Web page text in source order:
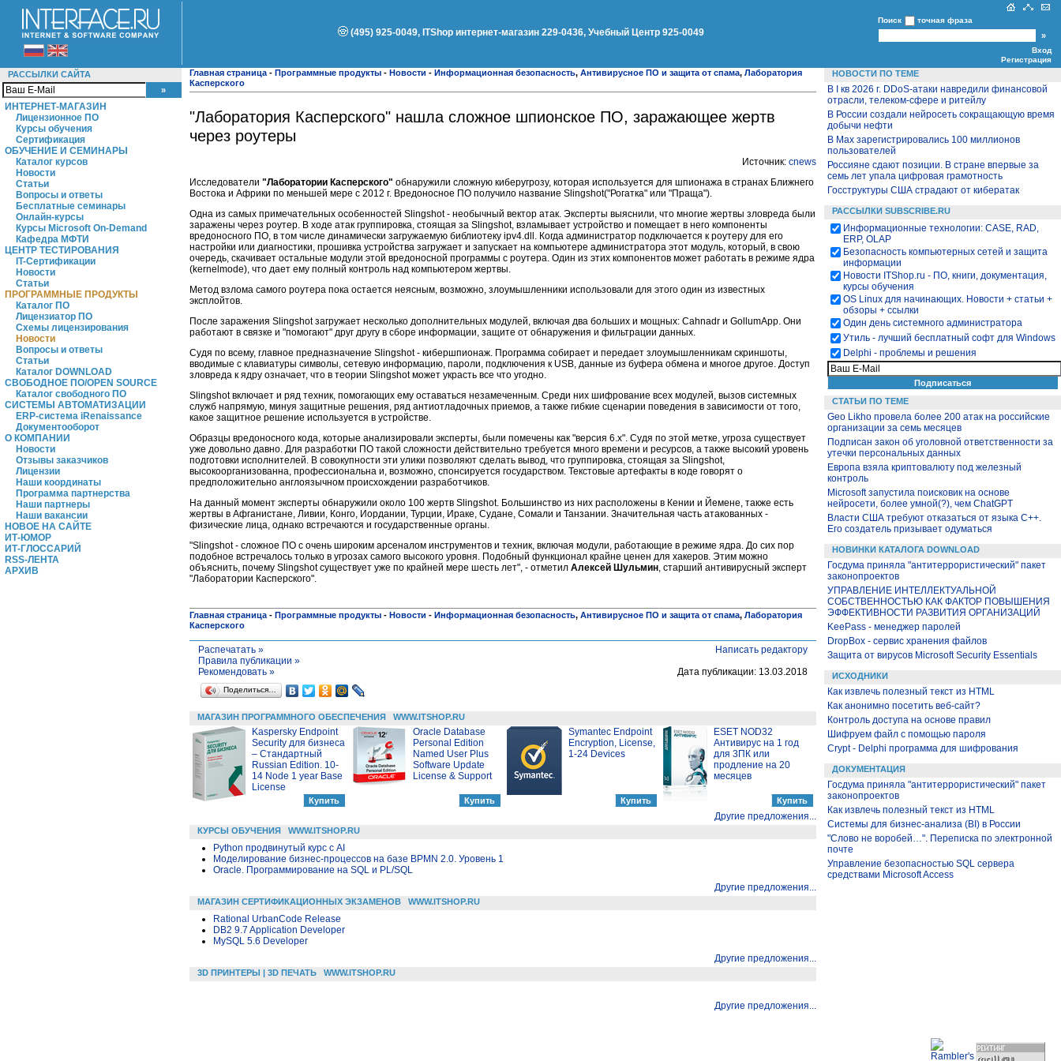
(495) 925-0049, ITShop интернет-магазин 229-0436, Учебный Центр 925-0049
Поиск точная фраза
Вход
Регистрация
РАССЫЛКИ САЙТА
ИНТЕРНЕТ-МАГАЗИН
Лицензионное ПО
Курсы обучения
Сертификация
ОБУЧЕНИЕ И СЕМИНАРЫ
Каталог курсов
Новости
Статьи
Вопросы и ответы
Бесплатные семинары
Онлайн-курсы
Курсы Microsoft On-Demand
Кафедра МФТИ
ЦЕНТР ТЕСТИРОВАНИЯ
IT-Сертификации
Новости
Статьи
ПРОГРАММНЫЕ ПРОДУКТЫ
Каталог ПО
Лицензиатор ПО
Схемы лицензирования
Новости
Вопросы и ответы
Статьи
Каталог DOWNLOAD
СВОБОДНОЕ ПО/OPEN SOURCE
Каталог свободного ПО
СИСТЕМЫ АВТОМАТИЗАЦИИ
ERP-система iRenaissance
Документооборот
О КОМПАНИИ
Новости
Отзывы заказчиков
Лицензии
Наши координаты
Программа партнерства
Наши партнеры
Наши вакансии
НОВОЕ НА САЙТЕ
ИТ-ЮМОР
ИТ-ГЛОССАРИЙ
RSS-ЛЕНТА
АРХИВ
Главная страница - Программные продукты - Новости - Информационная безопасность, Антивирусное ПО и защита от спама, Лаборатория
Касперского
"Лаборатория Касперского" нашла сложное шпионское ПО, заражающее жертв
через роутеры
Источник: cnews
Исследователи "Лаборатории Касперского" обнаружили сложную киберугрозу, которая используется для шпионажа в странах Ближнего
Востока и Африки по меньшей мере с 2012 г. Вредоносное ПО получило название Slingshot("Рогатка" или "Праща").
Одна из самых примечательных особенностей Slingshot - необычный вектор атак. Эксперты выяснили, что многие жертвы зловреда были
заражены через роутер. В ходе атак группировка, стоящая за Slingshot, взламывает устройство и помещает в него компоненты
вредоносного ПО, в том числе динамически загружаемую библиотеку ipv4.dll. Когда администратор подключается к роутеру для его
настройки или диагностики, прошивка устройства загружает и запускает на компьютере администратора этот модуль, который, в свою
очередь, скачивает остальные модули этой вредоносной программы с роутера. Один из этих компонентов может работать в режиме ядра
(kernelmode), что дает ему полный контроль над компьютером жертвы.
Метод взлома самого роутера пока остается неясным, возможно, злоумышленники использовали для этого один из известных
эксплойтов.
После заражения Slingshot загружает несколько дополнительных модулей, включая два больших и мощных: Cahnadr и GollumApp. Они
работают в связке и "помогают" друг другу в сборе информации, защите от обнаружения и фильтрации данных.
Судя по всему, главное предназначение Slingshot - кибершпионаж. Программа собирает и передает злоумышленникам скриншоты,
вводимые с клавиатуры символы, сетевую информацию, пароли, подключения к USB, данные из буфера обмена и многое другое. Доступ
зловреда к ядру означает, что в теории Slingshot может украсть все что угодно.
Slingshot включает и ряд техник, помогающих ему оставаться незамеченным. Среди них шифрование всех модулей, вызов системных
служб напрямую, минуя защитные решения, ряд антиотладочных приемов, а также гибкие сценарии поведения в зависимости от того,
какое защитное решение используется в устройстве.
Образцы вредоносного кода, которые анализировали эксперты, были помечены как "версия 6.x". Судя по этой метке, угроза существует
уже довольно давно. Для разработки ПО такой сложности действительно требуется много времени и ресурсов, а также высокий уровень
подготовки исполнителей. В совокупности эти улики позволяют сделать вывод, что группировка, стоящая за Slingshot,
высокоорганизованна, профессиональна и, возможно, спонсируется государством. Текстовые артефакты в коде говорят о
предположительно англоязычном происхождении разработчиков.
На данный момент эксперты обнаружили около 100 жертв Slingshot. Большинство из них расположены в Кении и Йемене, также есть
жертвы в Афганистане, Ливии, Конго, Иордании, Турции, Ираке, Судане, Сомали и Танзании. Значительная часть атакованных -
физические лица, однако встречаются и государственные органы.
"Slingshot - сложное ПО с очень широким арсеналом инструментов и техник, включая модули, работающие в режиме ядра. До сих пор
подобное встречалось только в угрозах самого высокого уровня. Подобный функционал крайне ценен для хакеров. Этим можно
объяснить, почему Slingshot существует уже по крайней мере шесть лет", - отметил Алексей Шульмин , старший антивирусный эксперт
"Лаборатории Касперского".
Главная страница - Программные продукты - Новости - Информационная безопасность, Антивирусное ПО и защита от спама, Лаборатория
Касперского
Распечатать »
Правила публикации »
Написать редактору
Рекомендовать »
Дата публикации: 13.03.2018
Поделиться…
МАГАЗИН ПРОГРАММНОГО ОБЕСПЕЧЕНИЯ WWW.ITSHOP.RU
Kaspersky Endpoint
Security для бизнеса
– Стандартный
Russian Edition. 10-
14 Node 1 year Base
License
Oracle Database
Personal Edition
Named User Plus
Software Update
License & Support
Symantec Endpoint
Encryption, License,
1-24 Devices
ESET NOD32
Антивирус на 1 год
для 3ПК или
продление на 20
месяцев
Другие предложения...
КУРСЫ ОБУЧЕНИЯ WWW.ITSHOP.RU
Python продвинутый курс с AI
Моделирование бизнес-процессов на базе BPMN 2.0. Уровень 1
Oracle. Программирование на SQL и PL/SQL
Другие предложения...
МАГАЗИН СЕРТИФИКАЦИОННЫХ ЭКЗАМЕНОВ WWW.ITSHOP.RU
Rational UrbanCode Release
DB2 9.7 Application Developer
MySQL 5.6 Developer
Другие предложения...
3D ПРИНТЕРЫ | 3D ПЕЧАТЬ WWW.ITSHOP.RU
Другие предложения...
НОВОСТИ ПО ТЕМЕ
В I кв 2026 г. DDoS-атаки навредили финансовой
отрасли, телеком-сфере и ритейлу
В России создали нейросеть сокращающую время
добычи нефти
В Max зарегистрировались 100 миллионов
пользователей
Россияне сдают позиции. В стране впервые за
семь лет упала цифровая грамотность
Госструктуры США страдают от кибератак
РАССЫЛКИ SUBSCRIBE.RU
Информационные технологии: CASE, RAD,
ERP, OLAP
Безопасность компьютерных сетей и защита
информации
Новости ITShop.ru - ПО, книги, документация,
курсы обучения
OS Linux для начинающих. Новости + статьи +
обзоры + ссылки
Один день системного администратора
Утиль - лучший бесплатный софт для Windows
Delphi - проблемы и решения
СТАТЬИ ПО ТЕМЕ
Geo Likho провела более 200 атак на российские
организации за семь месяцев
Подписан закон об уголовной ответственности за
утечки персональных данных
Европа взяла криптовалюту под железный
контроль
Microsoft запустила поисковик на основе
нейросети, более умной(?), чем ChatGPT
Власти США требуют отказаться от языка C++.
Его создатель призывает одуматься
НОВИНКИ КАТАЛОГА DOWNLOAD
Госдума приняла "антитеррористический" пакет
законопроектов
УПРАВЛЕНИЕ ИНТЕЛЛЕКТУАЛЬНОЙ
СОБСТВЕННОСТЬЮ КАК ФАКТОР ПОВЫШЕНИЯ
ЭФФЕКТИВНОСТИ РАЗВИТИЯ ОРГАНИЗАЦИЙ
KeePass - менеджер паролей
DropBox - сервис хранения файлов
Защита от вирусов Microsoft Security Essentials
ИСХОДНИКИ
Как извлечь полезный текст из HTML
Как анонимно посетить веб-сайт?
Контроль доступа на основе правил
Шифруем файл с помощью пароля
Crypt - Delphi программа для шифрования
ДОКУМЕНТАЦИЯ
Госдума приняла "антитеррористический" пакет
законопроектов
Как извлечь полезный текст из HTML
Системы для бизнес-анализа (BI) в России
"Слово не воробей…". Переписка по электронной
почте
Управление безопасностью SQL сервера
средствами Microsoft Access